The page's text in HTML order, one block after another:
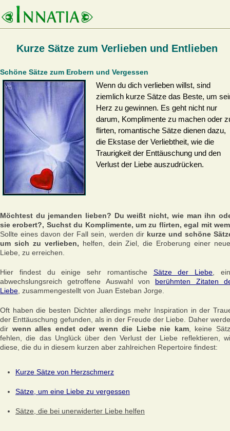
Kurze Sätze zum Verlieben und Entlieben
Schöne Sätze zum Erobern und Vergessen
Wenn du dich verlieben willst, sind
ziemlich kurze Sätze das Beste, um
Herz zu gewinnen. Es geht nicht nur
darum, Komplimente zu machen oder
flirten, romantische Sätze dienen dazu,
die Ekstase der Verliebtheit, wie die
Traurigkeit der Enttäuschung und den
Verlust der Liebe auszudrücken.
Möchtest du jemanden lieben? Du weißt nicht, wie man ihn
sie erobert?, Suchst du Komplimente, um zu flirten, egal mit
Sollte eines davon der Fall sein, werden dir kurze und schöne
um sich zu verlieben, helfen, dein Ziel, die Eroberung einer
Liebe, zu erreichen.
Hier findest du einige sehr romantische Sätze der Liebe ,
abwechslungsreich getroffene Auswahl von berühmten Zitaten
Liebe , zusammengestellt von Juan Esteban Jorge.
Oft haben die besten Dichter allerdings mehr Inspiration in der
der Enttäuschung gefunden, als in der Freude der Liebe. Daher
dir wenn alles endet oder wenn die Liebe nie kam, keine
fehlen, die das Unglück über den Verlust der Liebe reflektieren,
diese, die du in diesem kurzen aber zahlreichen Repertoire findest:
Kurze Sätze von Herzschmerz
Sätze, um eine Liebe zu vergessen
Sätze, die bei unerwiderter Liebe helfen